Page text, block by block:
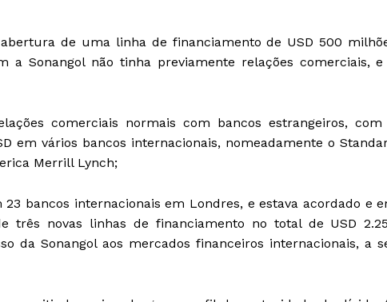
de uma linha de financiamento de USD 500
Sonangol não tinha previamente relações comerciais, e
comerciais normais com bancos estrangeiros, com
em vários bancos internacionais, nomeadamente o
Merrill Lynch;
bancos internacionais em Londres, e estava acordado e
três novas linhas de financiamento no total de USD
da Sonangol aos mercados financeiros internacionais, a